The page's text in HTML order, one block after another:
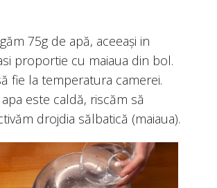
75g de apă, aceeași in
proportie cu maiaua din bol.
fie la temperatura camerei.
apa este caldă, riscăm să
drojdia sălbatică (maiaua).